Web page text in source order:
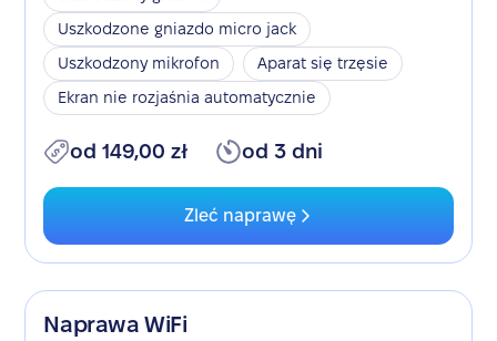
Uszkodzone gniazdo micro jack
Uszkodzony mikrofon
Aparat się trzęsie
Ekran nie rozjaśnia automatycznie
od 149,00 zł od 3 dni
Zleć naprawę
Naprawa WiFi